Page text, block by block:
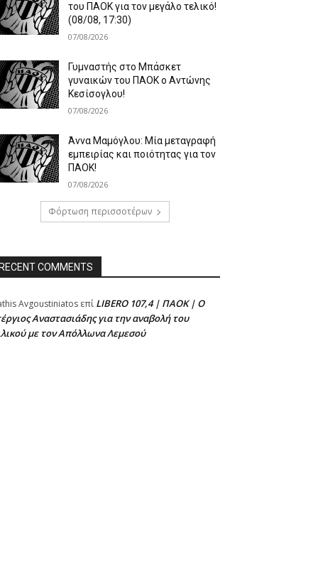
του ΠΑΟΚ για τον μεγάλο τελικό!
(08/08, 17:30)
07/08/2026
Γυμναστής στο Μπάσκετ
γυναικών του ΠΑΟΚ ο Αντώνης
Κεσίσογλου!
07/08/2026
Άννα Μαμόγλου: Μία μεταγραφή
εμπειρίας και ποιότητας για τον
ΠΑΟΚ!
07/08/2026
Φόρτωση περισσοτέρων
COMMENTS
Avgoustiniatos επί LIBERO 107,4 | ΠΑΟΚ | Ο
Αναστασιάδης για την αναβολή του
με τον Απόλλωνα Λεμεσού